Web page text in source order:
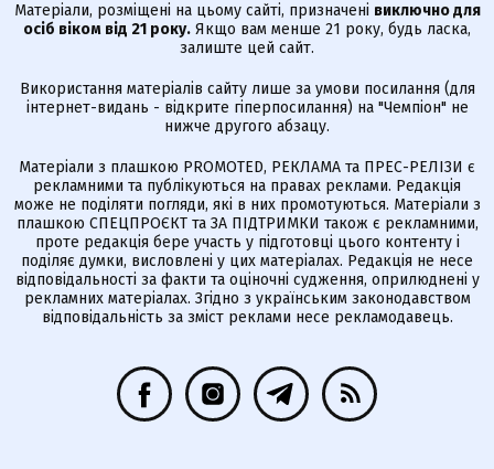
Матеріали, розміщені на цьому сайті, призначені виключно для
осіб віком від 21 року. Якщо вам менше 21 року, будь ласка,
залиште цей сайт.
Використання матеріалів сайту лише за умови посилання (для
інтернет-видань - відкрите гіперпосилання) на "Чемпіон" не
нижче другого абзацу.
Матеріали з плашкою PROMOTED, РЕКЛАМА та ПРЕС-РЕЛІЗИ є
рекламними та публікуються на правах реклами. Редакція
може не поділяти погляди, які в них промотуються. Матеріали з
плашкою СПЕЦПРОЄКТ та ЗА ПІДТРИМКИ також є рекламними,
проте редакція бере участь у підготовці цього контенту і
поділяє думки, висловлені у цих матеріалах. Редакція не несе
відповідальності за факти та оціночні судження, оприлюднені у
рекламних матеріалах. Згідно з українським законодавством
відповідальність за зміст реклами несе рекламодавець.